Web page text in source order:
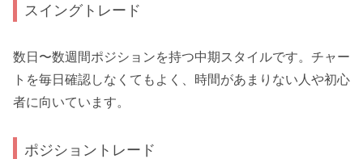
スイングトレード
数日〜数週間ポジションを持つ中期スタイルです。チャー
トを毎日確認しなくてもよく、時間があまりない人や初心
者に向いています。
ポジショントレード